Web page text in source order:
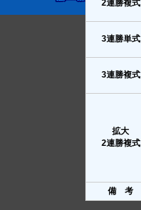
2連勝複式
3連勝単式
3連勝複式
拡大
2連勝複式
備 考